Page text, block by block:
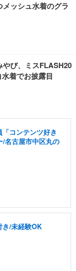
ッシュ水着のグラ
び、ミスFLASH20
着でお披露目
コンテンツ好き
名古屋市中区丸の
き/未経験OK